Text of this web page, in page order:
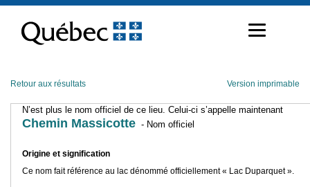
contenu
Retour aux résultats Version imprimable
N’est plus le nom officiel de ce lieu. Celui-ci s’appelle maintenant
Chemin Massicotte - Nom officiel
Origine et signification
Ce nom fait référence au lac dénommé officiellement « Lac Duparquet ».